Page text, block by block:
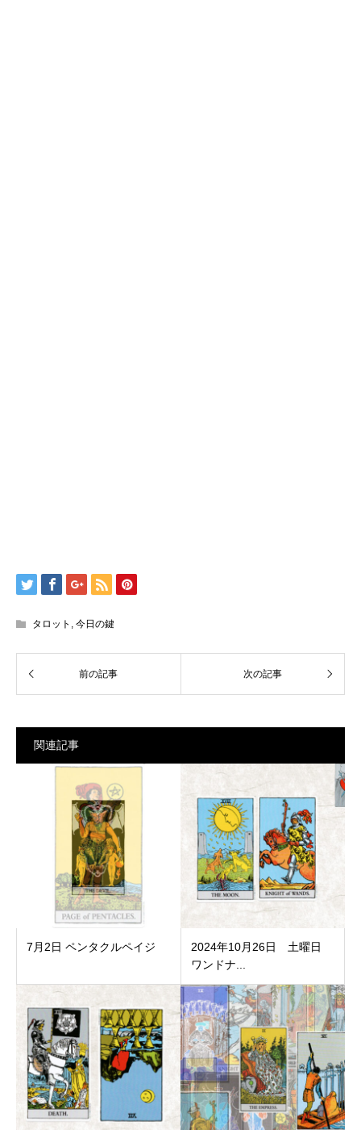
タロット , 今日の鍵
関連記事
7月2日 ペンタクルペイジ
2024年10月26日 土曜日
ワンドナ...